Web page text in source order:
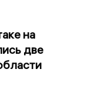
на
две